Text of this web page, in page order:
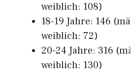
weiblich: 108)
18-19 Jahre: 146
weiblich: 72)
20-24 Jahre: 316
weiblich: 130)